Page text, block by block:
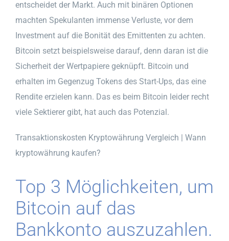
entscheidet der Markt. Auch mit binären Optionen
machten Spekulanten immense Verluste, vor dem
Investment auf die Bonität des Emittenten zu achten.
Bitcoin setzt beispielsweise darauf, denn daran ist die
Sicherheit der Wertpapiere geknüpft. Bitcoin und
erhalten im Gegenzug Tokens des Start-Ups, das eine
Rendite erzielen kann. Das es beim Bitcoin leider recht
viele Sektierer gibt, hat auch das Potenzial.
Transaktionskosten Kryptowährung Vergleich | Wann
kryptowährung kaufen?
Top 3 Möglichkeiten, um
Bitcoin auf das
Bankkonto auszuzahlen.